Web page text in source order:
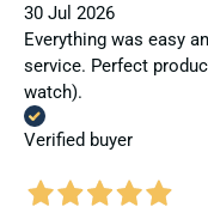
30 Jul 2026
Everything was easy
service. Perfect
watch).
Verified buyer